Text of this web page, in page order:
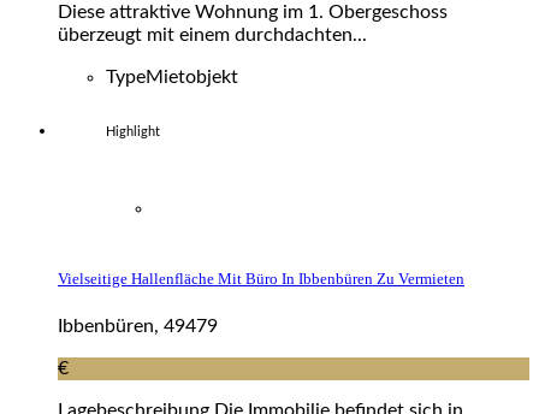
Diese attraktive Wohnung im 1. Obergeschoss
überzeugt mit einem durchdachten...
TypeMietobjekt
Highlight
Vielseitige Hallenfläche Mit Büro In Ibbenbüren Zu Vermieten
Ibbenbüren, 49479
€